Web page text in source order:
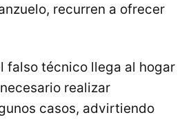
recurren a ofrecer
falso técnico llega al hogar
realizar
casos, advirtiendo